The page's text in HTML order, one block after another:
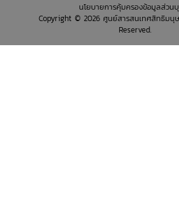
นโยบายการคุ้มครองข้อมูลส่วน
Copyright © 2026 ศูนย์สารสนเทศสิทธิมนุ
Reserved.